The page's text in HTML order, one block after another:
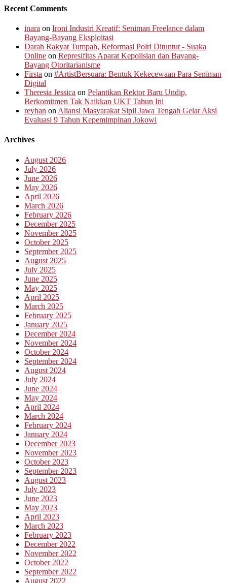
Recent Comments
inara on Ironi Industri Kreatif: Seniman Freelance dalam
Bayang-Bayang Eksploitasi
Darah Rakyat Tumpah, Reformasi Polri Dituntut - Suaka
Online on Represifitas Aparat Kepolisian dan Bayang-
Bayang Otoritarianisme
Firsta on #ArtistBersuara: Bentuk Kekecewaan Para Seniman
Digital
Theresia Jessica on Pelantikan Rektor Baru Undip,
Berkomitmen Tak Naikkan UKT Tahun Ini
reyhan on Aliansi Masyarakat Sipil Jawa Tengah Gelar Aksi
Evaluasi 9 Tahun Kepemimpinan Jokowi
Archives
August 2026
July 2026
June 2026
May 2026
April 2026
March 2026
February 2026
December 2025
November 2025
October 2025
September 2025
August 2025
July 2025
June 2025
May 2025
April 2025
March 2025
February 2025
January 2025
December 2024
November 2024
October 2024
September 2024
August 2024
July 2024
June 2024
May 2024
April 2024
March 2024
February 2024
January 2024
December 2023
November 2023
October 2023
September 2023
August 2023
July 2023
June 2023
May 2023
April 2023
March 2023
February 2023
December 2022
November 2022
October 2022
September 2022
August 2022